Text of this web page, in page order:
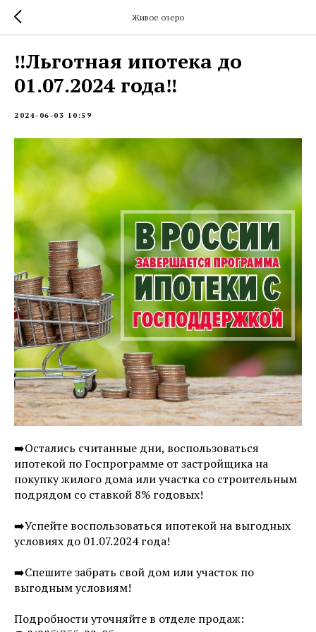
Живое озеро
‼️Льготная ипотека до
01.07.2024 года‼️
2024-06-03 10:59
➡️Остались считанные дни, воспользоваться
ипотекой по Госпрограмме от застройщика на
покупку жилого дома или участка со строительным
подрядом со ставкой 8% годовых!
➡️Успейте воспользоваться ипотекой на выгодных
условиях до 01.07.2024 года!
➡️Спешите забрать свой дом или участок по
выгодным условиям!
Подробности уточняйте в отделе продаж: